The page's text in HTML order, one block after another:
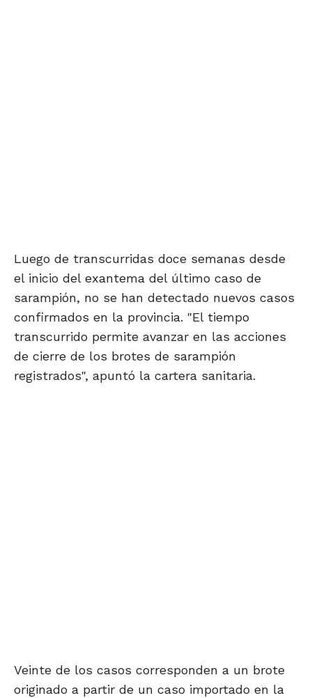
Luego de transcurridas doce semanas desde
el inicio del exantema del último caso de
sarampión, no se han detectado nuevos casos
confirmados en la provincia. "El tiempo
transcurrido permite avanzar en las acciones
de cierre de los brotes de sarampión
registrados", apuntó la cartera sanitaria.
Veinte de los casos corresponden a un brote
originado a partir de un caso importado en la